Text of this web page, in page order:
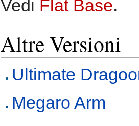
Vedi Flat Base.
Altre Versioni
Ultimate
Megaro Arm